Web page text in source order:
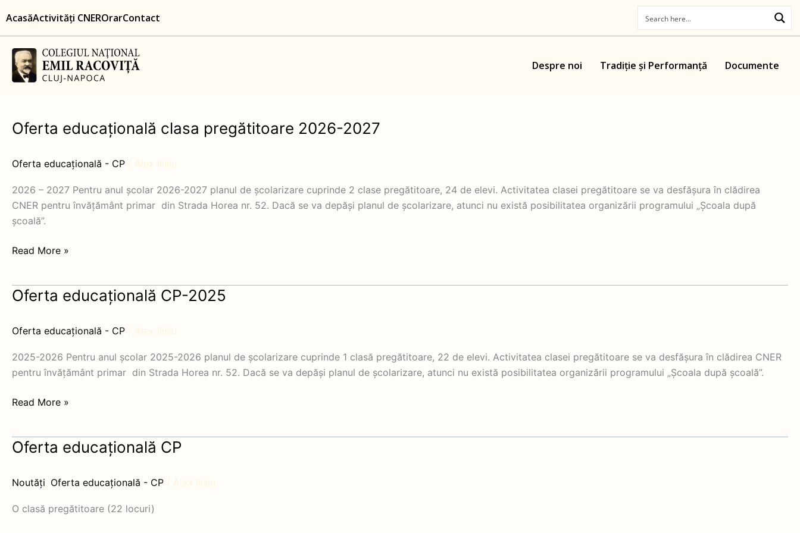
to
content
AcasăActivități CNEROrarContact
Despre noi Tradiție și Performanță Documente
Oferta educațională clasa pregătitoare 2026-2027
Oferta educațională - CP / Alex Ilisiu
2026 – 2027 Pentru anul școlar 2026-2027 planul de școlarizare cuprinde 2 clase pregătitoare, 24 de elevi. Activitatea clasei pregătitoare se va desfășura în clădirea
CNER pentru învățământ primar din Strada Horea nr. 52. Dacă se va depăși planul de școlarizare, atunci nu există posibilitatea organizării programului „Școala după
școală”.
Oferta
pregătitoare
2026-
2027
Read More »
Oferta educațională CP-2025
Oferta educațională - CP / Alex Ilisiu
2025-2026 Pentru anul școlar 2025-2026 planul de școlarizare cuprinde 1 clasă pregătitoare, 22 de elevi. Activitatea clasei pregătitoare se va desfășura în clădirea CNER
pentru învățământ primar din Strada Horea nr. 52. Dacă se va depăși planul de școlarizare, atunci nu există posibilitatea organizării programului „Școala după școală”.
Oferta
2025
Read More »
Oferta educațională CP
Noutăți Oferta educațională - CP / Alex Ilisiu
O clasă pregătitoare (22 locuri)
Oferta